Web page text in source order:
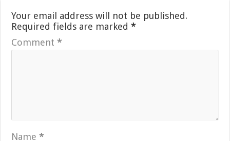
Your email address will not be published.
Required fields are marked*
Comment*
Name*